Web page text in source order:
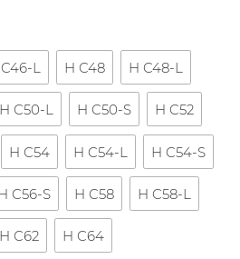
L H C48 H C48-L
H C50-L H C50-S H C52
H C54 H C54-L H C54-S
C56-S H C58 H C58-L
H C62 H C64